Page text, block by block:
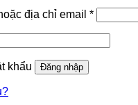
địa chỉ email *
khẩu Đăng nhập